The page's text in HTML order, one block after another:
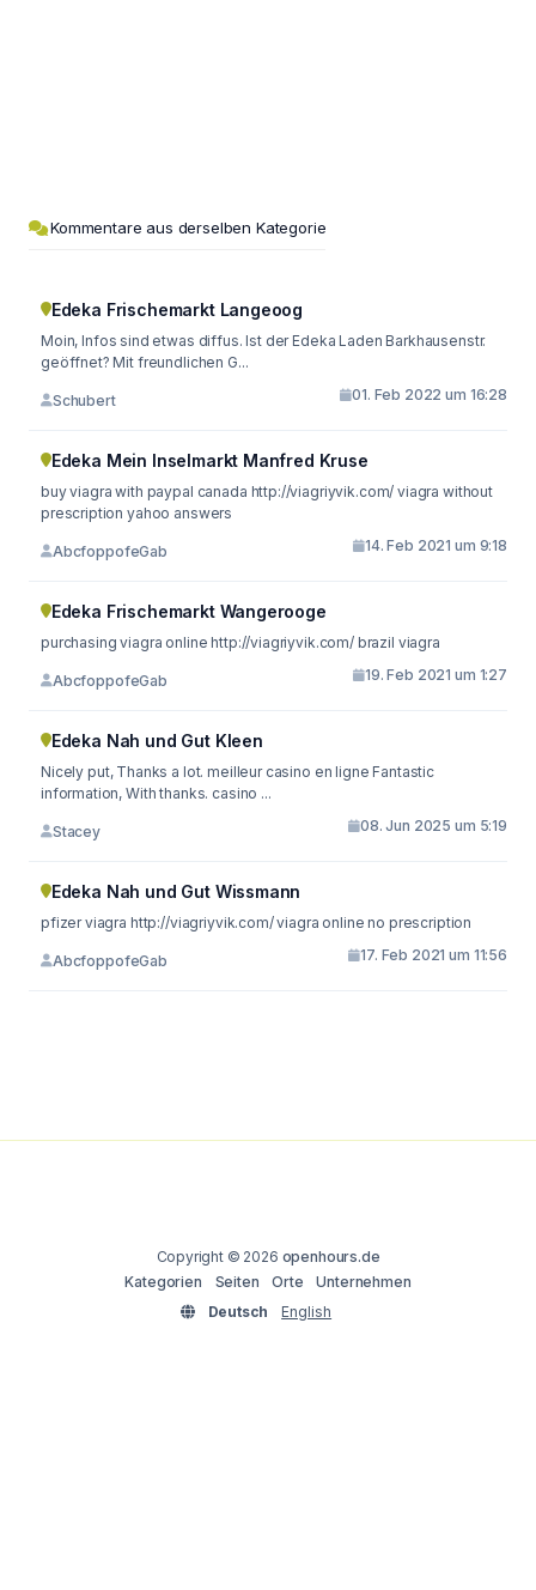
Kommentare aus derselben Kategorie
Edeka Frischemarkt Langeoog
Moin, Infos sind etwas diffus. Ist der Edeka Laden Barkhausenstr.
geöffnet? Mit freundlichen G...
Schubert 01. Feb 2022 um 16:28
Edeka Mein Inselmarkt Manfred Kruse
buy viagra with paypal canada http://viagriyvik.com/ viagra without
prescription yahoo answers
AbcfoppofeGab 14. Feb 2021 um 9:18
Edeka Frischemarkt Wangerooge
purchasing viagra online http://viagriyvik.com/ brazil viagra
AbcfoppofeGab 19. Feb 2021 um 1:27
Edeka Nah und Gut Kleen
Nicely put, Thanks a lot. meilleur casino en ligne Fantastic
information, With thanks. casino ...
Stacey 08. Jun 2025 um 5:19
Edeka Nah und Gut Wissmann
pfizer viagra http://viagriyvik.com/ viagra online no prescription
AbcfoppofeGab 17. Feb 2021 um 11:56
Copyright © 2026 openhours.de
Kategorien
Seiten Orte
Unternehmen
Deutsch
English